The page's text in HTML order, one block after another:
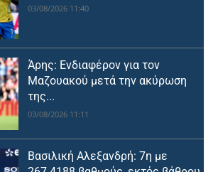
03/08/2026 11:40
Άρης: Ενδιαφέρον για τον
Μαζουακού μετά την ακύρωση
της...
03/08/2026 11:11
Βασιλική Αλεξανδρή: 7η με